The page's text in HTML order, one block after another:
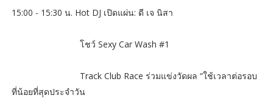
15:00 - 15:30 น. Hot DJ เปิดแผ่น: ดี เจ นิสา
โชว์ Sexy Car Wash #1
Track Club Race ร่วมแข่งวัดผล “ใช้เวลาต่อรอบ
ที่น้อยที่สุดประจำวัน